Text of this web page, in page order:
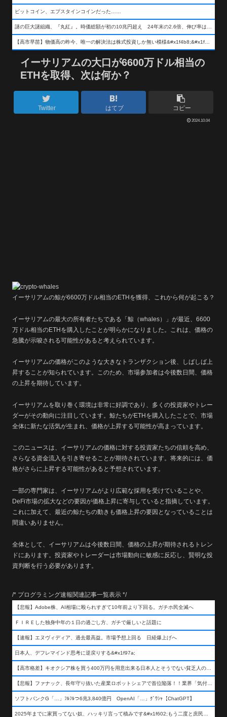
ビットコイン、エプスタインコインだった……
謎の巨大謎組織、『丸紅』。時価総額が初の10兆円超え 24年末の2.6倍、伸び率は謎組織首位
【高市早苗】物価高の昨今、唯一の解決法は株式投資しか無い模様&#x1f4b8;&#x1f4b8;&#x1f4b8;
イーサリアムの大口が6600万ドル相当の
ETHを取得、次は何か？
Twitter はてブ コピー
2024.10.04
イーサリアムの鯨が6600万ドル相当のETHを獲得、これから何が起こる？
イーサリアムの最大の所有者たちである「鯨（whales）」が最近、6600
万ドル相当のETHを購入したことが明らかになりました。これは、価格の
急騰が示唆される可能性があると考えられています。
イーサリアムの価格がこのような大きなトランザクション後、しばしば上
昇することが知られています。このため、市場参加者は今後数日間、価格
の上昇を期待しています。
イーサリアムを取り巻く環境は非常に好調であり、多くの投資家やトレー
ダーがその動向に注目しています。鯨たちがETHを購入したことで、市場
全体に新たな活気が生まれ、価格が上昇する可能性が高まっています。
このニュースは、イーサリアムの価格に対する投資家たちの信頼を高め、
さらなる資金流入を引き寄せることが期待されています。将来的には、価
格がさらに上昇する可能性があると予想されています。
一部の専門家は、イーサリアムがより広範な採用を受けていることや、
DeFi市場の拡大などの要因が価格上昇に寄与していると指摘しています。
これに加えて、最近の鯨たちの動きも価格上昇の要因となっていることは
間違いありません。
全体として、イーサリアムは今後数日間、価格の上昇が期待されるトレン
ドにあります。投資家やトレーダーは市場動向に敏感に反応し、賢明な投
資判断を行う必要があります。
/* プログラミング速報関連記事一覧表示 */
【悲報】Adobe株、AI相場に殴られすぎて10年前より下回る。ガチホ民全滅へ
ＦＩＲＥした独身中年の１日の過ごし方、ガチで厳しいと話題に
【速報】エヌヴィディア、過去最高益。市場予想上回る 日経爆上げへ
日本人、デフレマインド思考に逆戻りする&#x1f97a;
ソフトバンクG「…」ﾌﾙﾌﾙつ6兆3,840億円 OpenAI「…」ｸﾞﾜｼｬ【ChatGPT】